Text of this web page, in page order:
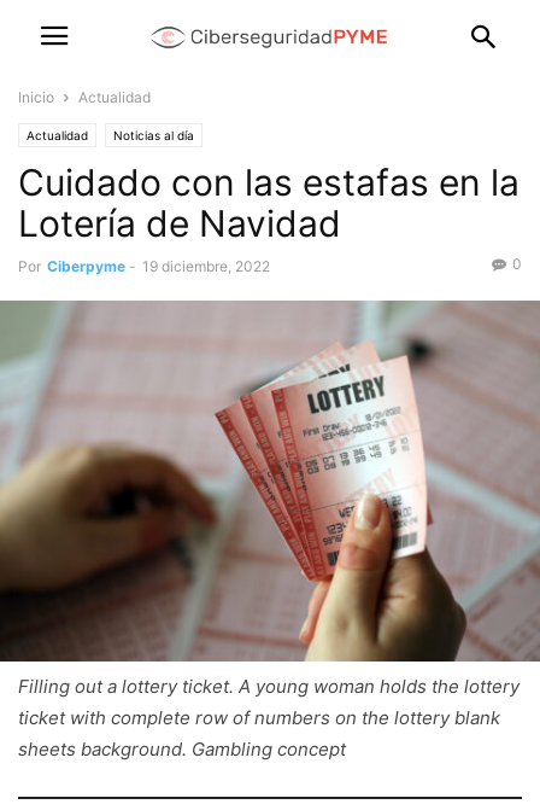
Inicio Actualidad
Actualidad Noticias al día
Cuidado con las estafas en la
Lotería de Navidad
Por Ciberpyme - 19 diciembre, 2022 0
Filling out a lottery ticket. A young woman holds the lottery
ticket with complete row of numbers on the lottery blank
sheets background. Gambling concept